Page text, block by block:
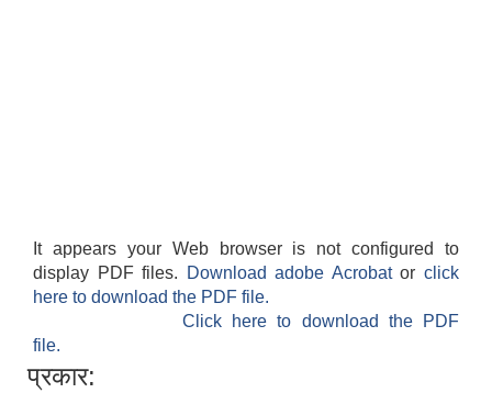
It appears your Web browser is not configured to
display PDF files.
Download adobe Acrobatorclick
here to download the PDF file.
Click here to download the PDF
file.
प्रकार: